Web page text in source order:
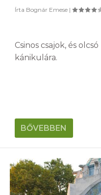
Írta Bognár Emese |
Csinos csajok, és
kánikulára.
BŐVEBBEN